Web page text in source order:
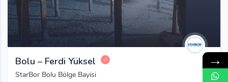
Bolu – Ferdi Yüksel
StarBor Bolu Bölge Bayisi
→